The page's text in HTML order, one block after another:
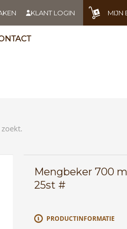
KLANT LOGIN MIJN
Mengbeker 700
25st #
PRODUCTINFORMATIE